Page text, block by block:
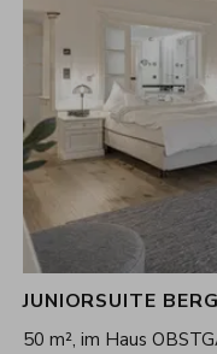
JUNIORSUITE
50 m², im Haus